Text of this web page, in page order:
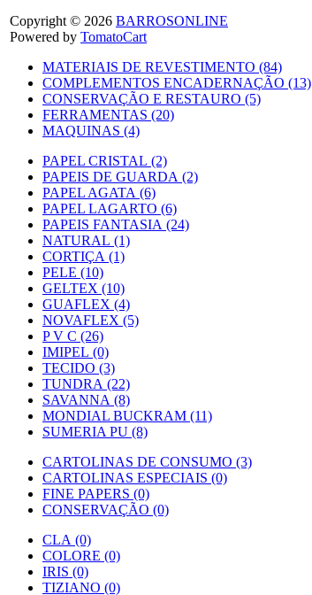
Copyright © 2026 BARROSONLINE
Powered by TomatoCart
MATERIAIS DE REVESTIMENTO (84)
COMPLEMENTOS ENCADERNAÇÃO (13)
CONSERVAÇÃO E RESTAURO (5)
FERRAMENTAS (20)
MAQUINAS (4)
PAPEL CRISTAL (2)
PAPEIS DE GUARDA (2)
PAPEL AGATA (6)
PAPEL LAGARTO (6)
PAPEIS FANTASIA (24)
NATURAL (1)
CORTIÇA (1)
PELE (10)
GELTEX (10)
GUAFLEX (4)
NOVAFLEX (5)
P V C (26)
IMIPEL (0)
TECIDO (3)
TUNDRA (22)
SAVANNA (8)
MONDIAL BUCKRAM (11)
SUMERIA PU (8)
CARTOLINAS DE CONSUMO (3)
CARTOLINAS ESPECIAIS (0)
FINE PAPERS (0)
CONSERVAÇÃO (0)
CLA (0)
COLORE (0)
IRIS (0)
TIZIANO (0)